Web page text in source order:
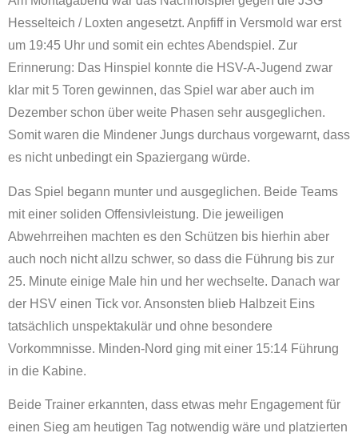
Hesselteich / Loxten angesetzt. Anpfiff in Versmold war erst
um 19:45 Uhr und somit ein echtes Abendspiel. Zur
Erinnerung: Das Hinspiel konnte die HSV-A-Jugend zwar
klar mit 5 Toren gewinnen, das Spiel war aber auch im
Dezember schon über weite Phasen sehr ausgeglichen.
Somit waren die Mindener Jungs durchaus vorgewarnt, dass
es nicht unbedingt ein Spaziergang würde.
Das Spiel begann munter und ausgeglichen. Beide Teams
mit einer soliden Offensivleistung. Die jeweiligen
Abwehrreihen machten es den Schützen bis hierhin aber
auch noch nicht allzu schwer, so dass die Führung bis zur
25. Minute einige Male hin und her wechselte. Danach war
der HSV einen Tick vor. Ansonsten blieb Halbzeit Eins
tatsächlich unspektakulär und ohne besondere
Vorkommnisse. Minden-Nord ging mit einer 15:14 Führung
in die Kabine.
Beide Trainer erkannten, dass etwas mehr Engagement für
einen Sieg am heutigen Tag notwendig wäre und platzierten